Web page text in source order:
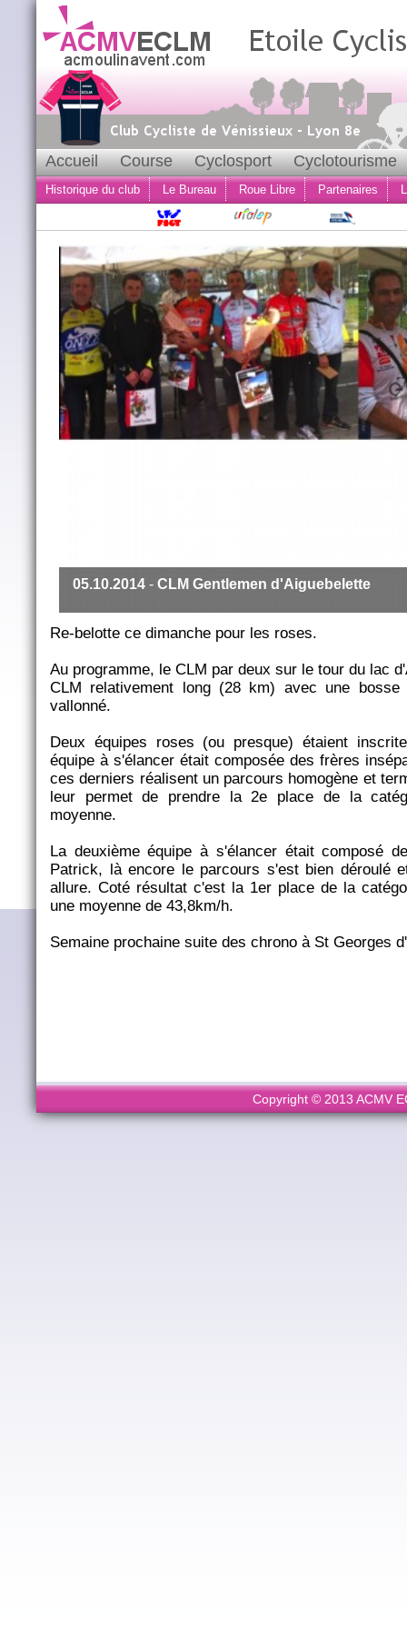
Accueil Course Cyclosport Cyclotourisme
Historique du club Le Bureau Roue Libre Partenaires
05.10.2014 - CLM Gentlemen d'Aiguebelette
Re-belotte ce dimanche pour les roses.
Au programme, le CLM par deux sur le tour du lac
CLM relativement long (28 km) avec une
vallonné.
Deux équipes roses (ou presque) étaient
équipe à s'élancer était composée des frères
ces derniers réalisent un parcours homogène et
leur permet de prendre la 2e place de la
moyenne.
La deuxième équipe à s'élancer était composé
Patrick, là encore le parcours s'est bien déroulé
allure. Coté résultat c'est la 1er place de la
une moyenne de 43,8km/h.
Semaine prochaine suite des chrono à St Georges
Copyright © 2013 ACMV